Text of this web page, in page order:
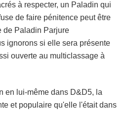
à respecter, un Paladin qui
de faire pénitence peut être
de Paladin Parjure
ignorons si elle sera présente
ouverte au multiclassage à
en lui-même dans D&D5, la
et populaire qu'elle l'était dans